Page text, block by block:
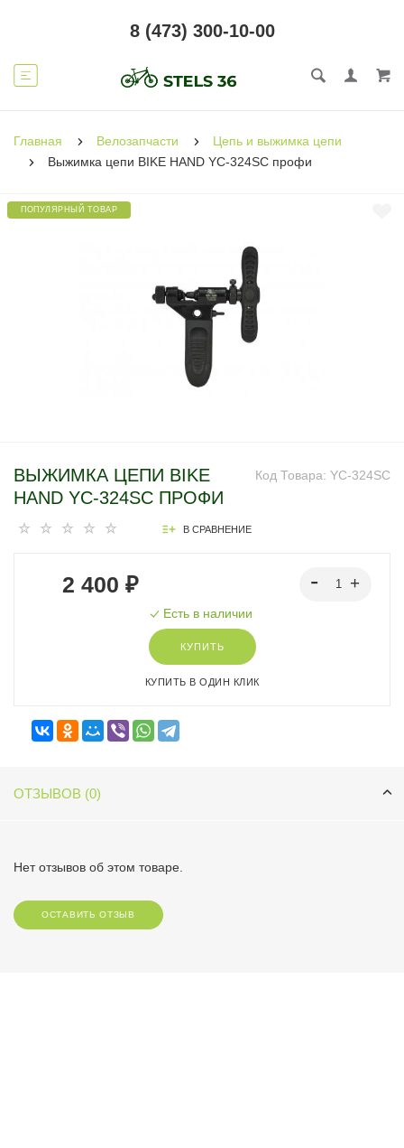
8 (473) 300-10-00
Главная Велозапчасти
Цепь и выжимка цепи
Выжимка цепи BIKE HAND YC-324SC профи
ПОПУЛЯРНЫЙ ТОВАР
Код Товара: YC-324SC
ВЫЖИМКА ЦЕПИ BIKE
HAND YC-324SC ПРОФИ
В СРАВНЕНИЕ
2 400 ₽
Есть в наличии
КУПИТЬ
КУПИТЬ В ОДИН КЛИК
ОТЗЫВОВ (0)
Нет отзывов об этом товаре.
ОСТАВИТЬ ОТЗЫВ